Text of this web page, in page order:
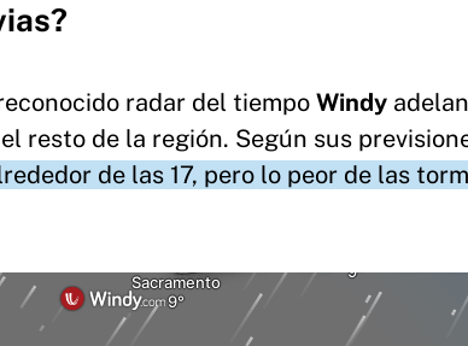
radar del tiempo Windy
resto de la región. Según sus
de las 17, pero lo peor de las